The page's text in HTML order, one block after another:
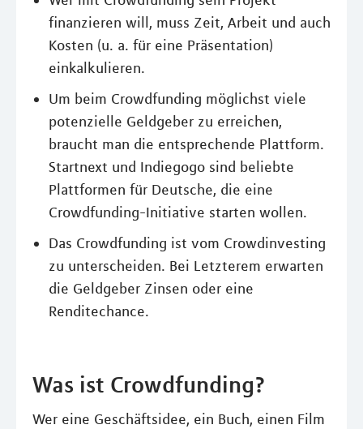
finanzieren will, muss Zeit, Arbeit und auch
Kosten (u. a. für eine Präsentation)
einkalkulieren.
Um beim Crowdfunding möglichst viele
potenzielle Geldgeber zu erreichen,
braucht man die entsprechende Plattform.
Startnext und Indiegogo sind beliebte
Plattformen für Deutsche, die eine
Crowdfunding-Initiative starten wollen.
Das Crowdfunding ist vom Crowdinvesting
zu unterscheiden. Bei Letzterem erwarten
die Geldgeber Zinsen oder eine
Renditechance.
Was ist Crowdfunding?
Wer eine Geschäftsidee, ein Buch, einen Film